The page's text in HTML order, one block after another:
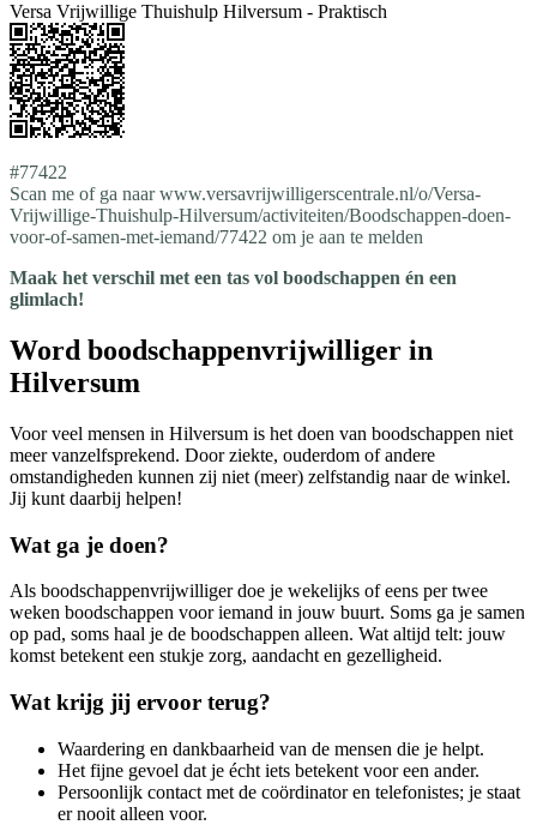
Versa Vrijwillige Thuishulp Hilversum - Praktisch
#77422
Scan me of ga naar www.versavrijwilligerscentrale.nl/o/Versa-
Vrijwillige-Thuishulp-Hilversum/activiteiten/Boodschappen-doen-
voor-of-samen-met-iemand/77422 om je aan te melden
Maak het verschil met een tas vol boodschappen én een
glimlach!
Word boodschappenvrijwilliger in
Hilversum
Voor veel mensen in Hilversum is het doen van boodschappen niet
meer vanzelfsprekend. Door ziekte, ouderdom of andere
omstandigheden kunnen zij niet (meer) zelfstandig naar de winkel.
Jij kunt daarbij helpen!
Wat ga je doen?
Als boodschappenvrijwilliger doe je wekelijks of eens per twee
weken boodschappen voor iemand in jouw buurt. Soms ga je samen
op pad, soms haal je de boodschappen alleen. Wat altijd telt: jouw
komst betekent een stukje zorg, aandacht en gezelligheid.
Wat krijg jij ervoor terug?
Waardering en dankbaarheid van de mensen die je helpt.
Het fijne gevoel dat je écht iets betekent voor een ander.
Persoonlijk contact met de coördinator en telefonistes; je staat
er nooit alleen voor.